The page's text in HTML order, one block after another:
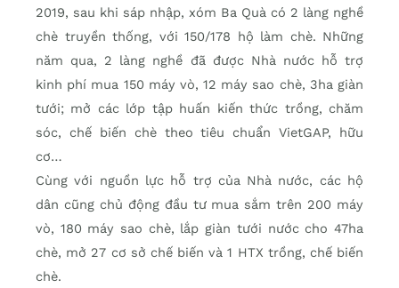
2019, sau khi sáp nhập, xóm Ba Quà có 2 làng nghề
chè truyền thống, với 150/178 hộ làm chè. Những
năm qua, 2 làng nghề đã được Nhà nước hỗ trợ
kinh phí mua 150 máy vò, 12 máy sao chè, 3ha giàn
tưới; mở các lớp tập huấn kiến thức trồng, chăm
sóc, chế biến chè theo tiêu chuẩn VietGAP, hữu
cơ…
Cùng với nguồn lực hỗ trợ của Nhà nước, các hộ
dân cũng chủ động đầu tư mua sắm trên 200 máy
vò, 180 máy sao chè, lắp giàn tưới nước cho 47ha
chè, mở 27 cơ sở chế biến và 1 HTX trồng, chế biến
chè.